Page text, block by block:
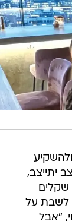
יתייצב,
שקלים
לשבת על
"אבל